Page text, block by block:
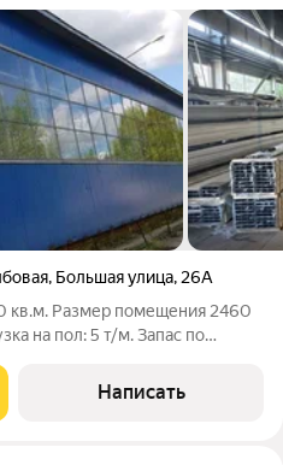
, Большая улица, 26А
кв.м. Размер помещения 2460
на пол: 5 т/м. Запас по
Тельфер 2 тн. Тельфер 0,8 тн.
Написать